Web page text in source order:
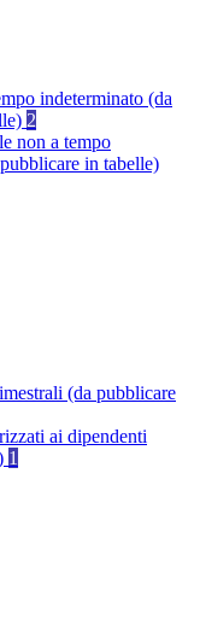
indeterminato (da
2
non a tempo
in tabelle)
(da pubblicare
ai dipendenti
1